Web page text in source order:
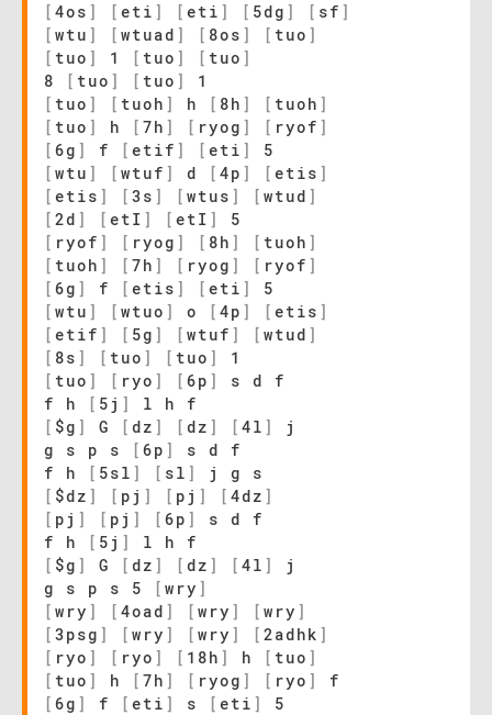
[ 4os ] [ eti ] [ eti ] [ 5dg ] [ sf ]
[ wtu ] [ wtuad ] [ 8os ] [ tuo ]
[ tuo ] 1 [ tuo ] [ tuo ]
8
[ tuo ] [ tuo ]
1
[ tuo ] [ tuoh ] h [ 8h ] [ tuoh ]
[ tuo ] h [ 7h ] [ ryog ] [ ryof ]
[ 6g ] f [ etif ] [ eti ]
5
[ wtu ] [ wtuf ] d [ 4p ] [ etis ]
[ etis ] [ 3s ] [ wtus ] [ wtud ]
[ 2d ] [ etI ] [ etI ]
5
[ ryof ] [ ryog ] [ 8h ] [ tuoh ]
[ tuoh ] [ 7h ] [ ryog ] [ ryof ]
[ 6g ] f [ etis ] [ eti ]
5
[ wtu ] [ wtuo ] o [ 4p ] [ etis ]
[ etif ] [ 5g ] [ wtuf ] [ wtud ]
[ 8s ] [ tuo ] [ tuo ]
1
[ tuo ] [ ryo ] [ 6p ]
s d f
f h
[ 5j ]
l h f
[ $g ] G [ dz ] [ dz ] [ 4l ]
j
g s p s
[ 6p ]
s d f
f h
[ 5sl ] [ sl ]
j g s
[ $dz ] [ pj ] [ pj ] [ 4dz ]
[ pj ] [ pj ] [ 6p ]
s d f
f h
[ 5j ]
l h f
[ $g ] G [ dz ] [ dz ] [ 4l ]
j
g s p s 5
[ wry ]
[ wry ] [ 4oad ] [ wry ] [ wry ]
[ 3psg ] [ wry ] [ wry ] [ 2adhk ]
[ ryo ] [ ryo ] [ 18h ] h [ tuo ]
[ tuo ] h [ 7h ] [ ryog ] [ ryo ]
f
[ 6g ] f [ eti ] s [ eti ]
5